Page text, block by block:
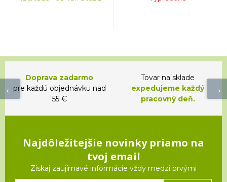
Doprava zadarmo
pre každú objednávku nad
55 €
Tovar na sklade
expedujeme každý
pracovný deň.
Najdôležitejšie novinky priamo na
tvoj email
Získaj zaujímavé informácie vždy medzi prvými